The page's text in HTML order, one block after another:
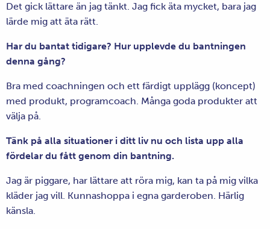
Det gick lättare än jag tänkt. Jag fick äta mycket, bara jag
lärde mig att äta rätt.
Har du bantat tidigare? Hur upplevde du bantningen
denna gång?
Bra med coachningen och ett färdigt upplägg (koncept)
med produkt, programcoach. Många goda produkter att
välja på.
Tänk på alla situationer i ditt liv nu och lista upp alla
fördelar du fått genom din bantning.
Jag är piggare, har lättare att röra mig, kan ta på mig vilka
kläder jag vill. Kunnashoppa i egna garderoben. Härlig
känsla.